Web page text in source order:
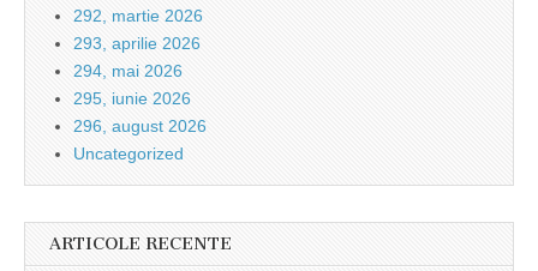
292, martie 2026
293, aprilie 2026
294, mai 2026
295, iunie 2026
296, august 2026
Uncategorized
ARTICOLE RECENTE